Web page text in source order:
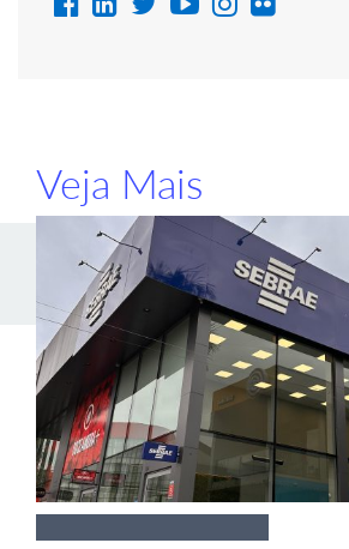
Veja Mais